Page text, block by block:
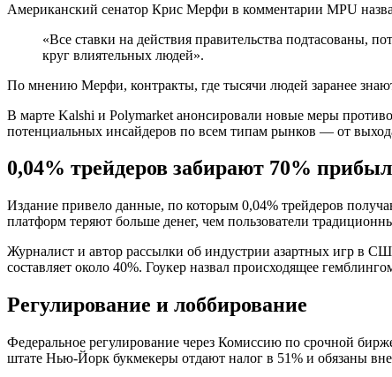
Американский сенатор Крис Мерфи в комментарии MPU
«Все ставки на действия правительства подтасованы,
круг влиятельных людей».
По мнению Мерфи, контракты, где тысячи людей заранее
В марте Kalshi и Polymarket анонсировали новые меры
потенциальных инсайдеров по всем типам рынков — от
0,04% трейдеров забирают 70%
Издание привело данные, по которым 0,04% трейдеров
платформ теряют больше денег, чем пользователи
Журналист и автор рассылки об индустрии азартных игр в
составляет около 40%. Гоукер назвал происходящее
Регулирование и лоббирование
Федеральное регулирование через Комиссию по срочной
штате Нью-Йорк букмекеры отдают налог в 51% и обязаны